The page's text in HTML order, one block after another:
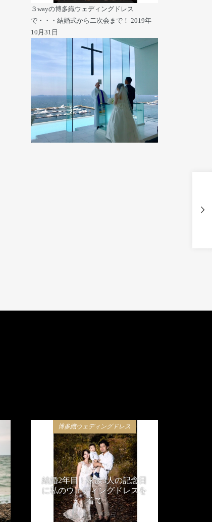
３wayの博多織ウェディングドレス
で・・・結婚式から二次会まで！ 2019年
10月31日
博多織ウェディングドレス
結婚2年目！家族3人の記念日
に私のウェディングドレスを
着て
2019年11月23日